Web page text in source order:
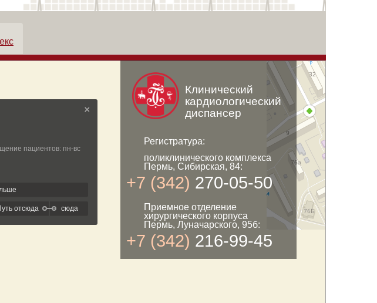
Клинический
кардиологический
диспансер
Регистратура:
поликлинического комплекса
Пермь, Сибирская, 84:
+7 (342) 270-05-50
Приемное отделение
хирургического корпуса
Пермь, Луначарского, 95б:
+7 (342) 216-99-45